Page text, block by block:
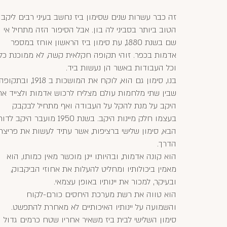
זה כבר עשרות שנים שסימון ביז נחשב בעיני רבים ליקב
הטוב ביותר בסביני לה בון. אבל הסיפור הזה מתחיל אי
שם בשנת 1880, עת סימון ביז הראשון אוחז במספר
אדמות בכפר. זוהי תקופה חקלאית קשה, לא ממוכנת
וכל העבודות באשר הן נעשות ביד.
בנו, סימון גם הוא, לוקח את המושכות ב 1918, ובתקופה
שבין שתי מלחמות עולם מצליח לרכוש אדמות ולצייד
היקב על מנת להקל על העבודה ואף מתחיל לבקבק
בעצמו חלק מיינות היקב. בשנת 1950 מועבר היקב
הבא, סימון שלישי ברציפות, אשר עתיד לעשות את
הדרך.
הוא קונה אדמות, ובהיותו יינן מוכשר מאין כמותו, הוא
מאמין ביכולותיו ומחליט להעלות את אחוזי הביקבוק,
ובעיקר, למכור את יינותיו באופן עצמאי.
הוא טווה את רשת מערכת היחסים כורם-לקוח
והשמועה על יינותיו האיכותיים לא מאחרת להתפשט.
סימון השלישי לבית ביז משאיר אחריו שטח כרמים גדול